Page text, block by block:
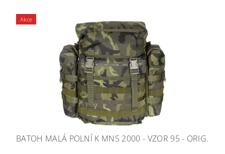
Akce
BATOH MALÁ POLNÍ K MNS 2000 - VZOR 95 - ORIG.